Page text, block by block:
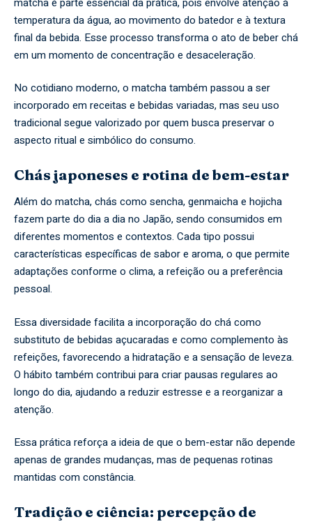
temperatura da água, ao movimento do batedor e à textura
final da bebida. Esse processo transforma o ato de beber chá
em um momento de concentração e desaceleração.
No cotidiano moderno, o matcha também passou a ser
incorporado em receitas e bebidas variadas, mas seu uso
tradicional segue valorizado por quem busca preservar o
aspecto ritual e simbólico do consumo.
Chás japoneses e rotina de bem-estar
Além do matcha, chás como sencha, genmaicha e hojicha
fazem parte do dia a dia no Japão, sendo consumidos em
diferentes momentos e contextos. Cada tipo possui
características específicas de sabor e aroma, o que permite
adaptações conforme o clima, a refeição ou a preferência
pessoal.
Essa diversidade facilita a incorporação do chá como
substituto de bebidas açucaradas e como complemento às
refeições, favorecendo a hidratação e a sensação de leveza.
O hábito também contribui para criar pausas regulares ao
longo do dia, ajudando a reduzir estresse e a reorganizar a
atenção.
Essa prática reforça a ideia de que o bem-estar não depende
apenas de grandes mudanças, mas de pequenas rotinas
mantidas com constância.
Tradição e ciência: percepção de